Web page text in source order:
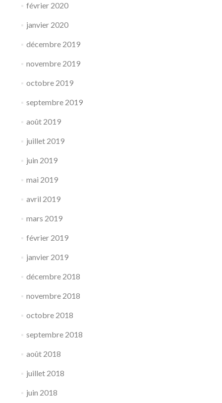
février 2020
janvier 2020
décembre 2019
novembre 2019
octobre 2019
septembre 2019
août 2019
juillet 2019
juin 2019
mai 2019
avril 2019
mars 2019
février 2019
janvier 2019
décembre 2018
novembre 2018
octobre 2018
septembre 2018
août 2018
juillet 2018
juin 2018